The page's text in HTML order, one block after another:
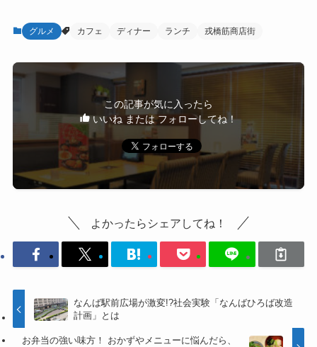
グルメ カフェ ディナー ランチ 戎橋筋商店街
この記事が気に入ったら
いいね または フォローしてね！
よかったらシェアしてね！
なんば駅前広場が激変!?社会実験「なんばひろば改造
計画」とは
お弁当の強い味方！ おかずやメニューに悩んだら、